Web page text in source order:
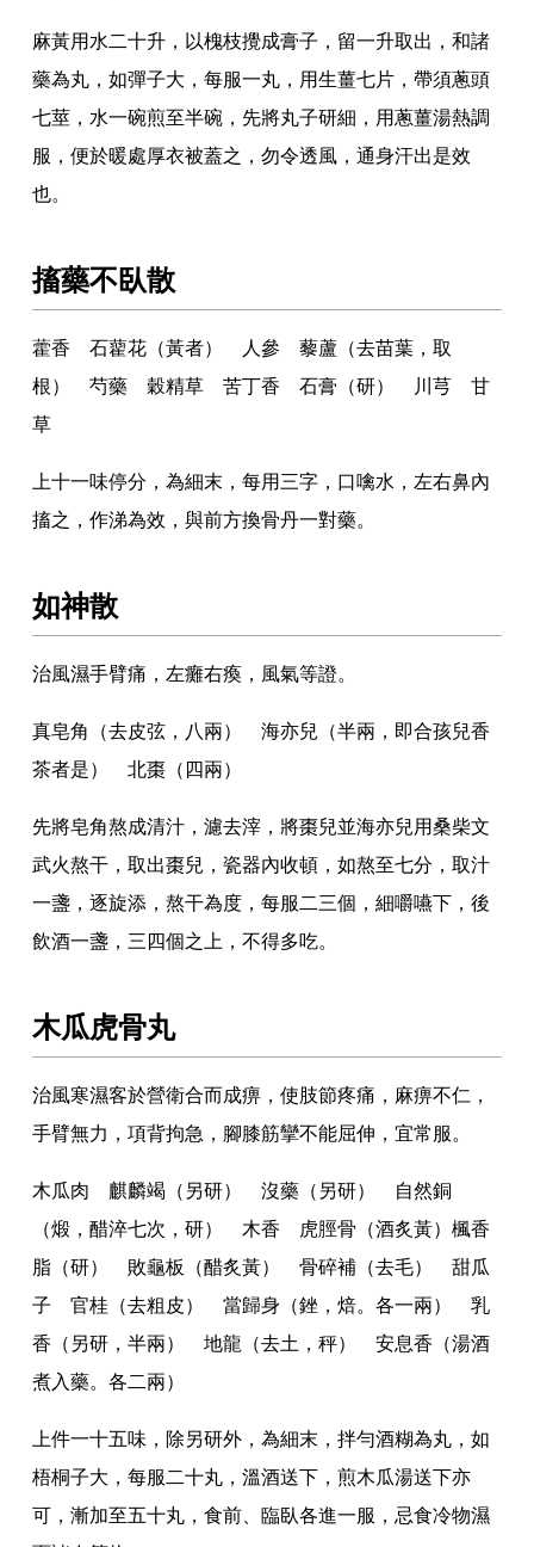
麻黃用水二十升 ， 以槐枝攪成膏子 ， 留一升取出 ，和諸
藥為丸 ，如彈子大 ，每服一丸 ， 用生薑七片 ，帶須蔥頭
七莖 ， 水一碗煎至半碗 ， 先將丸子研細 ， 用蔥薑湯熱調
服 ，便於暖處厚衣被蓋之 ，勿令透風 ，通身汗出是效
也。
搐藥不臥散
藿香 石藋花（黃者） 人參 藜蘆（去苗葉 ，取
根） 芍藥 穀精草 苦丁香 石膏（研） 川芎 甘
草
上十一味停分 ，為細末 ，每用三字 ， 口噙水 ， 左右鼻內
搐之 ，作涕為效 ，與前方換骨丹一對藥。
如神散
治風濕手臂痛 ， 左癱右瘓 ， 風氣等證。
真皂角（去皮弦 ， 八兩） 海亦兒（半兩 ， 即合孩兒香
茶者是） 北棗（四兩）
先將皂角熬成清汁 ，濾去滓 ， 將棗兒並海亦兒用桑柴文
武火熬干 ，取出棗兒 ，瓷器內收頓 ，如熬至七分 ，取汁
一盞 ，逐旋添 ，熬干為度 ，每服二三個 ，細嚼嚥下 ，後
飲酒一盞 ， 三四個之上 ，不得多吃。
木瓜虎骨丸
治風寒濕客於營衛合而成痹 ，使肢節疼痛 ， 麻痹不仁 ，
手臂無力 ，項背拘急 ， 腳膝筋攣不能屈伸 ，宜常服 。
木瓜肉 麒麟竭（另研） 沒藥（另研） 自然銅
（煅 ，醋淬七次 ，研） 木香 虎脛骨（酒炙黃）楓香
脂（研） 敗龜板（醋炙黃） 骨碎補（去毛） 甜瓜
子 官桂（去粗皮） 當歸身（銼 ，焙。各一兩） 乳
香（另研 ，半兩） 地龍（去土 ，秤） 安息香（湯酒
煮入藥。各二兩）
上件一十五味 ， 除另研外 ，為細末 ，拌勻酒糊為丸 ，如
梧桐子大 ，每服二十丸 ，溫酒送下 ，煎木瓜湯送下亦
可 ，漸加至五十丸 ，食前 臨臥各進一服 ， 忌食冷物濕